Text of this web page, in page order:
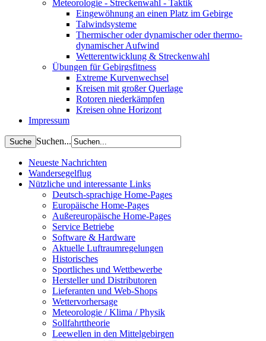
Meteorologie - Streckenwahl - Taktik
Eingewöhnung an einen Platz im Gebirge
Talwindsysteme
Thermischer oder dynamischer oder thermo-
dynamischer Aufwind
Wetterentwicklung & Streckenwahl
Übungen für Gebirgsfitness
Extreme Kurvenwechsel
Kreisen mit großer Querlage
Rotoren niederkämpfen
Kreisen ohne Horizont
Impressum
Suchen...
Neueste Nachrichten
Wandersegelflug
Nützliche und interessante Links
Deutsch-sprachige Home-Pages
Europäische Home-Pages
Außereuropäische Home-Pages
Service Betriebe
Software & Hardware
Aktuelle Luftraumregelungen
Historisches
Sportliches und Wettbewerbe
Hersteller und Distributoren
Lieferanten und Web-Shops
Wettervorhersage
Meteorologie / Klima / Physik
Sollfahrttheorie
Leewellen in den Mittelgebirgen